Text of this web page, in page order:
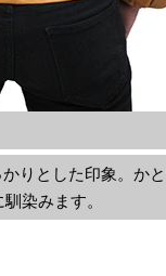
りとした印象。か
染みます。